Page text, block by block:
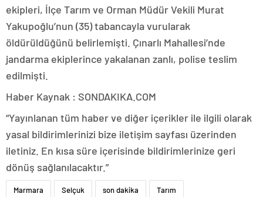
ekipleri, İlçe Tarım ve Orman Müdür Vekili Murat
Yakupoğlu’nun (35) tabancayla vurularak
öldürüldüğünü belirlemişti. Çınarlı Mahallesi’nde
jandarma ekiplerince yakalanan zanlı, polise teslim
edilmişti.
Haber Kaynak : SONDAKIKA.COM
“Yayınlanan tüm haber ve diğer içerikler ile ilgili olarak
yasal bildirimlerinizi bize iletişim sayfası üzerinden
iletiniz. En kısa süre içerisinde bildirimlerinize geri
dönüş sağlanılacaktır.”
Marmara Selçuk son dakika Tarım